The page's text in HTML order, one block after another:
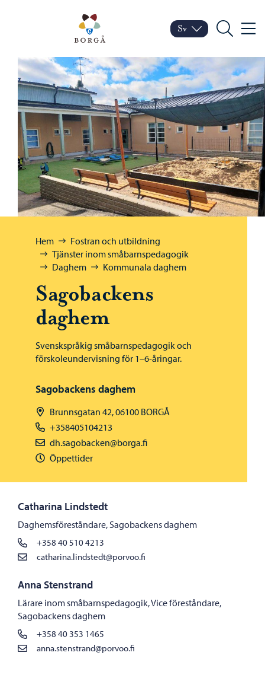
Porvoo – Gå till
Byt språk
Nuvarande språk:
Sv
Sök Meny
Bläddra:
Hem
Fostran och utbildning
Tjänster inom småbarnspedagogik
Daghem
Kommunala daghem
Sagobackens
daghem
Svenskspråkig småbarnspedagogik och
förskoleundervisning för 1–6-åringar.
Sagobackens daghem
Brunnsgatan 42, 06100 BORGÅ
+358405104213
dh.sagobacken@borga.fi
Öppettider
Catharina Lindstedt
Daghemsföreståndare, Sagobackens daghem
+358 40 510 4213
catharina.lindstedt@porvoo.fi
Anna Stenstrand
Lärare inom småbarnspedagogik, Vice föreståndare,
Sagobackens daghem
+358 40 353 1465
anna.stenstrand@porvoo.fi